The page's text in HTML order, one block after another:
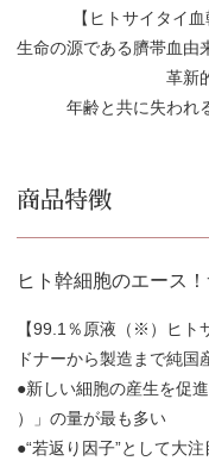
【ヒトサイタイ
生命の源である臍帯血由
革新
年齢と共に失われ
商品特徴
ヒト幹細胞のエース
【99.1％原液（※）ヒト
ドナーから製造まで純国
●新しい細胞の産生を促
）」の量が最も多い
●“若返り因子”として大